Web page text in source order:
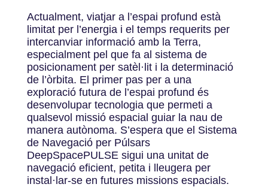
Actualment, viatjar a l’espai profund està
limitat per l’energia i el temps requerits per
intercanviar informació amb la Terra,
especialment pel que fa al sistema de
posicionament per satèl·lit i la determinació
de l’òrbita. El primer pas per a una
exploració futura de l’espai profund és
desenvolupar tecnologia que permeti a
qualsevol missió espacial guiar la nau de
manera autònoma. S’espera que el Sistema
de Navegació per Púlsars
DeepSpacePULSE sigui una unitat de
navegació eficient, petita i lleugera per
instal·lar-se en futures missions espacials.